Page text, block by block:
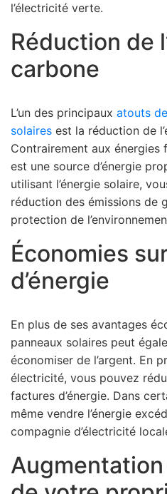
l’électricité verte.
Réduction de
carbone
L’un des principaux atouts
solaires est la réduction de
Contrairement aux énergies
est une source d’énergie
utilisant l’énergie solaire,
réduction des émissions de
protection de
Économies
d’énergie
En plus de ses avantages
panneaux solaires peut
économiser de l’argent. En
électricité, vous pouvez
factures d’énergie. Dans
même vendre l’énergie
compagnie d’électricité